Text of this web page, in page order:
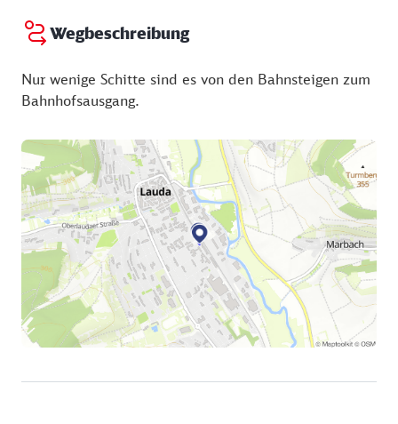
Wegbeschreibung
Nur wenige Schitte sind es von den Bahnsteigen zum
Bahnhofsausgang.